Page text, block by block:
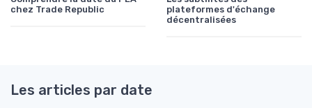
chez Trade Republic
plateformes d'échange
décentralisées
Les articles par date